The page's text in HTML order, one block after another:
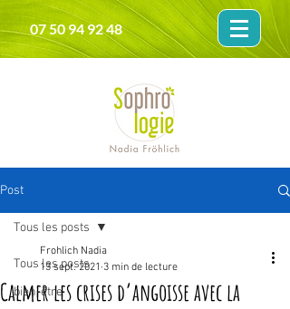
07 50 94 92 48
Post
Tous les posts
bien-être
Tous les posts
Calmer les crises d’angoisse avec la
Frohlich Nadia
13 sept. 2021 3 min de lecture